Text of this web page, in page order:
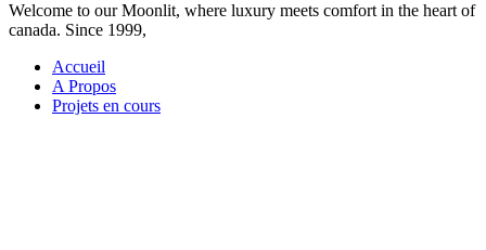
Welcome to our Moonlit, where luxury meets comfort in the heart of
canada. Since 1999,
Accueil
A Propos
Projets en cours